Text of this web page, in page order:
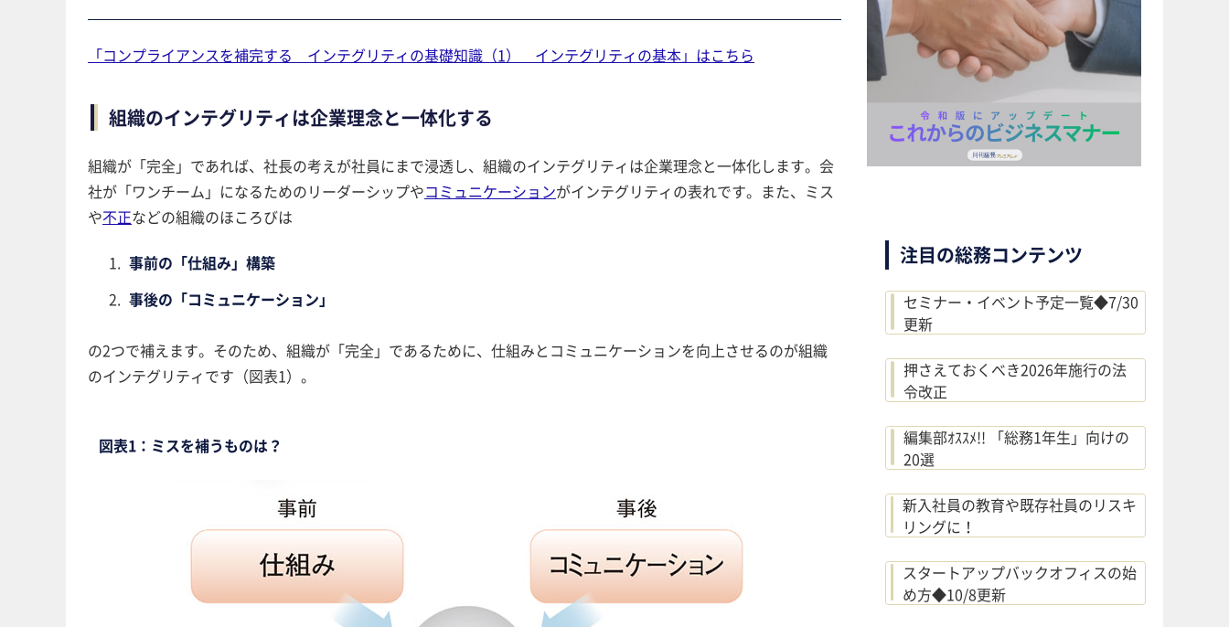
注目の総務コンテンツ
セミナー・イベント予定一覧◆7/30
更新
押さえておくべき2026年施行の法
令改正
編集部ｵｽｽﾒ!! 「総務1年生」向けの
20選
新入社員の教育や既存社員のリスキ
リングに！
スタートアップバックオフィスの始
め方◆10/8更新
「コンプライアンスを補完する インテグリティの基礎知識（1） インテグリティの基本」はこちら
組織のインテグリティは企業理念と一体化する
組織が「完全」であれば、社長の考えが社員にまで浸透し、組織のインテグリティは企業理念と一体化します。会
社が「ワンチーム」になるためのリーダーシップやコミュニケーションがインテグリティの表れです。また、ミス
や不正などの組織のほころびは
事前の「仕組み」構築
事後の「コミュニケーション」
の2つで補えます。そのため、組織が「完全」であるために、仕組みとコミュニケーションを向上させるのが組織
のインテグリティです（図表1）。
図表1：ミスを補うものは？